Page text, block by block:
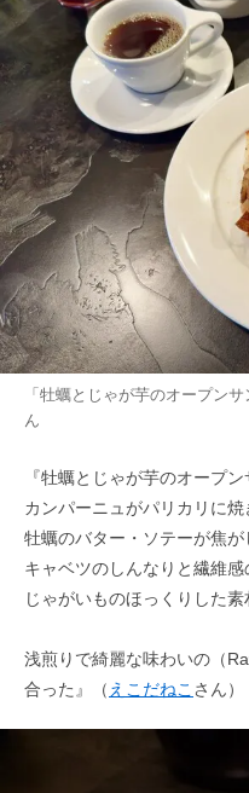
「牡蠣とじゃが芋のオープン
ん
『牡蠣とじゃが芋のオープ
カンパーニュがパリカリに焼
牡蠣のバター・ソテーが焦が
キャベツのしんなりと繊維
じゃがいものほっくりした素
浅煎りで綺麗な味わいの（
合った』（ えこだねこ さん）